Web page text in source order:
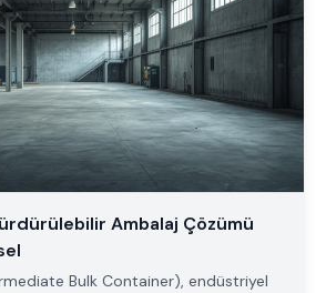
Ambalaj Çözümü
Bulk Container), endüstriyel